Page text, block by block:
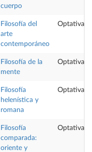
cuerpo
Filosofía del
arte
contemporáneo
Optativa
Filosofía de la
mente
Optativa
Filosofía
helenística y
romana
Optativa
Filosofía
comparada:
oriente y
Optativa